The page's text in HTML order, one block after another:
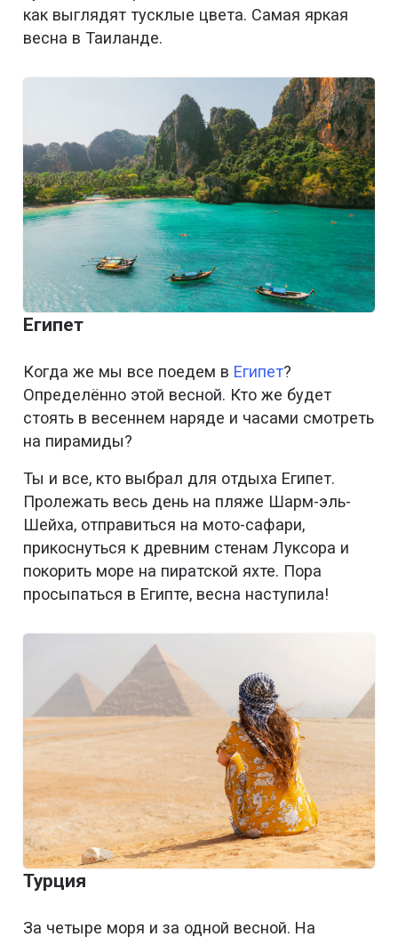
как выглядят тусклые цвета. Самая яркая
весна в Таиланде.
Египет
Когда же мы все поедем в Египет?
Определённо этой весной. Кто же будет
стоять в весеннем наряде и часами смотреть
на пирамиды?
Ты и все, кто выбрал для отдыха Египет.
Пролежать весь день на пляже Шарм-эль-
Шейха, отправиться на мото-сафари,
прикоснуться к древним стенам Луксора и
покорить море на пиратской яхте. Пора
просыпаться в Египте, весна наступила!
Турция
За четыре моря и за одной весной. На